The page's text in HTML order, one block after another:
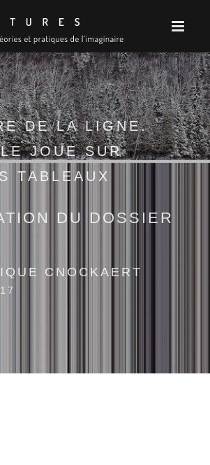
DE LA LIGNE.
JOUE SUR
TABLEAUX
DU DOSSIER
CNOCKAERT